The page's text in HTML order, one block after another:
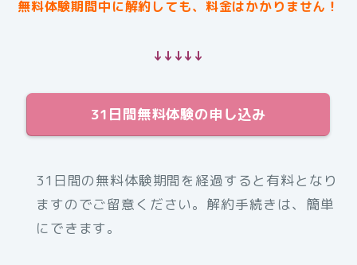
無料体験期間中に解約しても、料金はかかりません！
↓↓↓↓↓
31日間無料体験の申し込み
31日間の無料体験期間を経過すると有料となり
ますのでご留意ください。解約手続きは、簡単
にできます。